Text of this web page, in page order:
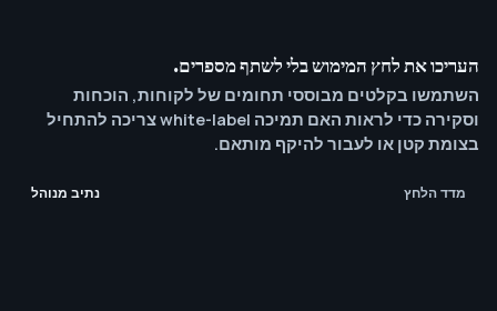
העריכו את לחץ המימוש בלי לשתף מספרים.
השתמשו בקלטים מבוססי תחומים של לקוחות, הוכחות
וסקירה כדי לראות האם תמיכה white-label צריכה להתחיל
בצומת קטן או לעבור להיקף מותאם.
מדד הלחץ נתיב מנוהל